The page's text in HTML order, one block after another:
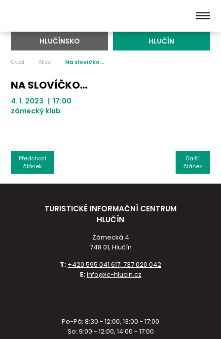
HLUČÍNSKO HLUČÍN
Úvod Akce Na slovíčko...
NA SLOVÍČKO...
4. 1. 2023 | 17:00
zámecký klub
Další
článek
Předchozí
článek
TURISTICKÉ INFORMAČNÍ CENTRUM
HLUČÍN
Zámecká 4
748 01, Hlučín
T: +420 595 041 617, 737 020 042
E:info@ic-hlucin.cz
Po-Pá: 8:30 - 12:00, 13:00 - 17:00
So: 9:00 - 12:00, 14:00 - 17:00